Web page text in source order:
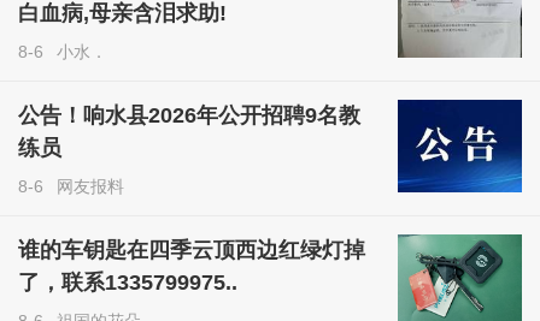
白血病,母亲含泪求助!
8-6 小水．
公告！响水县2026年公开招聘9名教
练员
8-6 网友报料
谁的车钥匙在四季云顶西边红绿灯掉
了，联系1335799975..